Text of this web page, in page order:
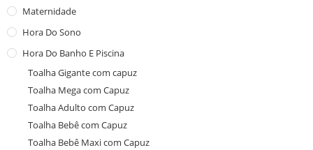
Maternidade
Hora Do Sono
Hora Do Banho E Piscina
Toalha Gigante com capuz
Toalha Mega com Capuz
Toalha Adulto com Capuz
Toalha Bebê com Capuz
Toalha Bebê Maxi com Capuz